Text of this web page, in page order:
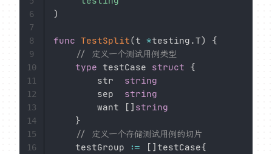
)
func TestSplit(t *testing .T)
{
// 定义一个测试用例类型
type testCase struct
{
		str
string
		sep
string
		want
[ ] string
}
// 定义一个存储测试用例的切片
	testGroup
:= [ ] testCase{
6
7
8
9
10
11
12
13
14
15
16